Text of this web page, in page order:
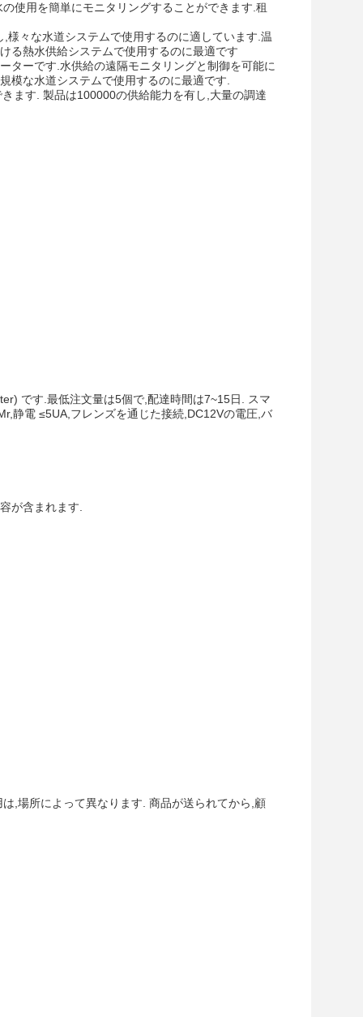
使用を簡単にモニタリングすることができます.租
々な水道システムで使用するのに適しています.温
る熱水供給システムで使用するのに最適です
ターです.水供給の遠隔モニタリングと制御を可能に
模な水道システムで使用するのに最適です.
ます. 製品は100000の供給能力を有し,大量の調達
です.最低注文量は5個で,配達時間は7~15日. スマ
静電 ≤5UA,フレンズを通じた接続,DC12Vの電圧,バ
が含まれます.
,場所によって異なります. 商品が送られてから,顧